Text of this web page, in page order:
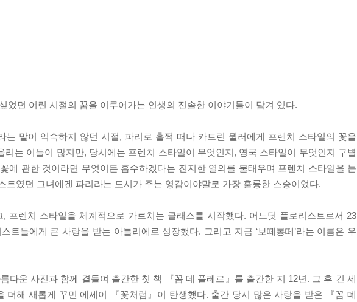
었던 어린 시절의 꿈을 이루어가는 인생의 진솔한 이야기들이 담겨 있다.
는 말이 익숙하지 않던 시절, 파리로 훌쩍 떠나 카트린 뮐러에게 프렌치 스타일의 꽃을
는 이들이 많지만, 당시에는 프렌치 스타일이 무엇인지, 영국 스타일이 무엇인지 구별
에 관한 것이라면 무엇이든 흡수하겠다는 진지한 열의를 불태우며 프렌치 스타일을 눈
트였던 그녀에겐 파리라는 도시가 주는 영감이야말로 가장 훌륭한 스승이었다.
, 프렌치 스타일을 체계적으로 가르치는 클래스를 시작했다. 어느덧 플로리스트로서 23
트들에게 큰 사랑을 받는 아틀리에로 성장했다. 그리고 지금 ‘보떼봉떼’라는 이름은 우
다운 사진과 함께 곁들여 출간한 첫 책 『꼼 데 플레르』를 출간한 지 12년. 그 후 긴 세
더해 새롭게 꾸민 에세이 『꽃처럼』이 탄생했다. 출간 당시 많은 사랑을 받은 『꼼 데